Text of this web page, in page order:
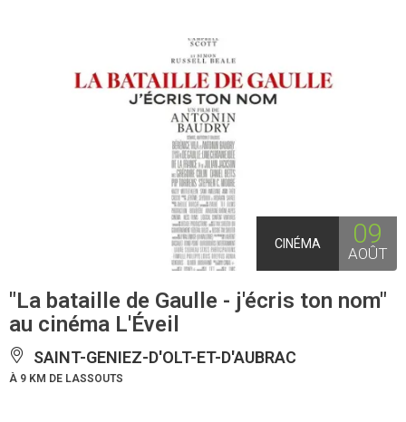
CINÉMA 09
AOÛT
"La bataille de Gaulle - j'écris ton nom"
au cinéma L'Éveil
SAINT-GENIEZ-D'OLT-ET-D'AUBRAC
À 9 KM DE LASSOUTS